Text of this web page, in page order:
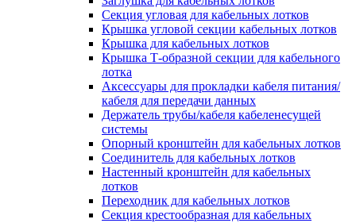
Секция угловая для кабельных лотков
Крышка угловой секции кабельных лотков
Крышка для кабельных лотков
Крышка Т-образной секции для кабельного
лотка
Аксессуары для прокладки кабеля питания/
кабеля для передачи данных
Держатель трубы/кабеля кабеленесущей
системы
Опорный кронштейн для кабельных лотков
Соединитель для кабельных лотков
Настенный кронштейн для кабельных
лотков
Переходник для кабельных лотков
Секция крестообразная для кабельных